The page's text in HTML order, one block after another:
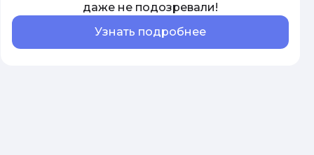
даже не подозревали!
Узнать подробнее